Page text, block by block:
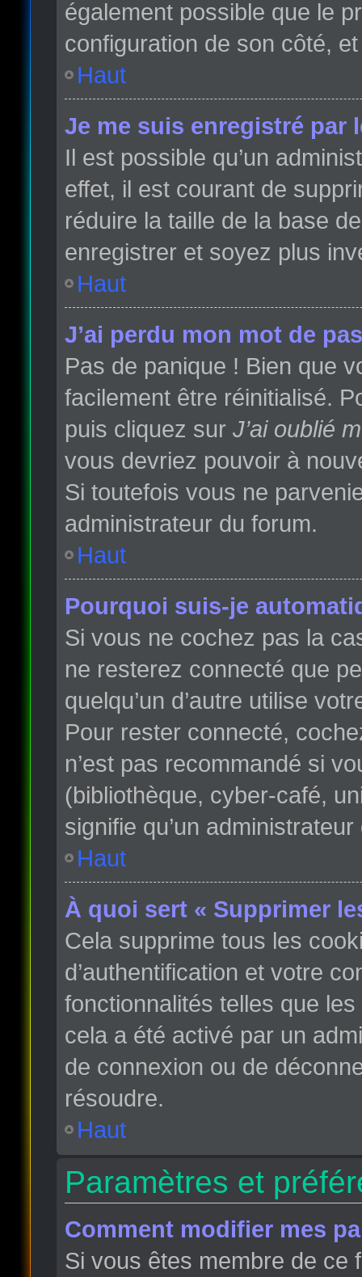
également possible que le
configuration de son côté,
Haut
Je me suis enregistré par
Il est possible qu’un
effet, il est courant de
réduire la taille de la base
enregistrer et soyez plus
Haut
J’ai perdu mon mot de
Pas de panique ! Bien que
facilement être réinitialisé.
puis cliquez sur J’ai oublié
vous devriez pouvoir à
Si toutefois vous ne
administrateur du forum.
Haut
Pourquoi suis-je
Si vous ne cochez pas la
ne resterez connecté que
quelqu’un d’autre utilise
Pour rester connecté,
n’est pas recommandé si
(bibliothèque, cyber-café,
signifie qu’un
Haut
À quoi sert « Supprimer
Cela supprime tous les
d’authentification et votre
fonctionnalités telles que
cela a été activé par un
de connexion ou de
résoudre.
Haut
Paramètres et
Comment modifier mes
Si vous êtes membre de ce